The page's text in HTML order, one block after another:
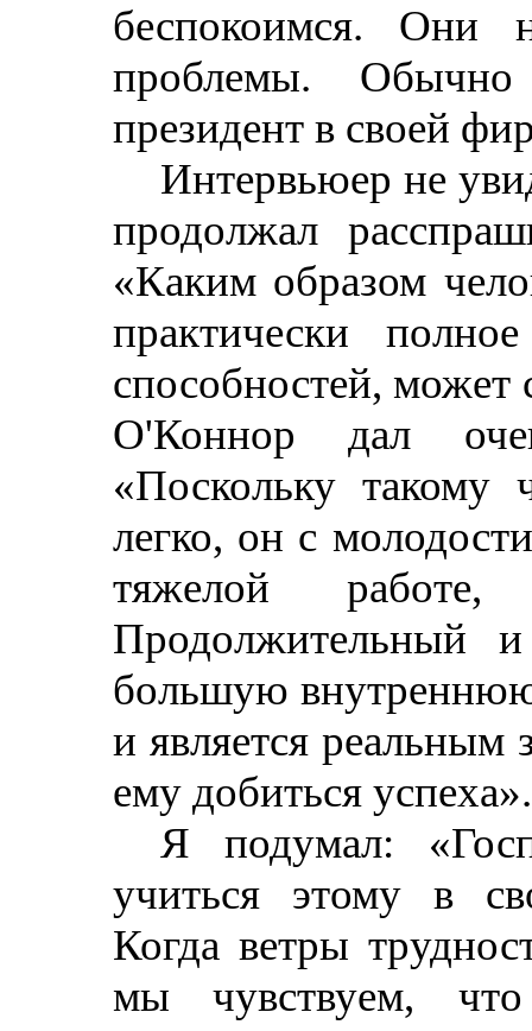
беспокоимся. Они
проблемы.
президент в своей
Интервьюер не
продолжал
«Каким образом
практически
способностей, может
О'Коннор дал
«Поскольку такому
легко, он с
тяжелой
Продолжительный
большую
и является
ему добиться успеха».
Я подумал:
учиться этому в
Когда ветры
мы чувствуем, что